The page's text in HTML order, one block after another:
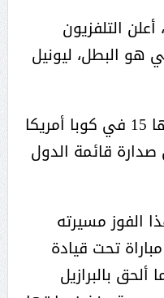
التلفزيون
هو البطل، ليونيل
وحققت الأرجنتين بذلك لقبها 15 في كوبا أمريكا
قائمة الدول
الفوز مسيرته
من الهزائم إلى 20 مباراة تحت قيادة
بالبرازيل